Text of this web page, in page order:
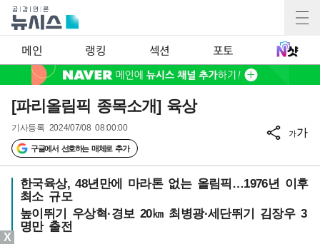
메인 랭킹 섹션 포토
[파리올림픽 종목소개] 육상
기사등록 2024/07/08 08:00:00
구글에서 선호하는 매체로 추가
가가
한국육상, 48년만에 마라톤 없는 올림픽…1976년 이후
최소 규모
높이뛰기 우상혁·경보 20㎞ 최병광·세단뛰기 김장우 3
명만 출전
X